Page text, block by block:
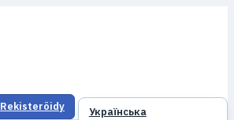
Українська
Rekisteröidy